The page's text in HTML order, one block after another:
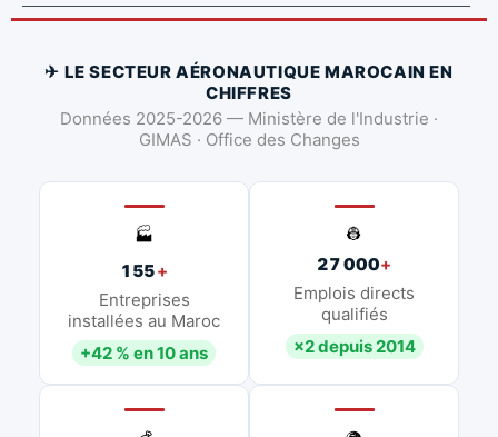
✈ LE SECTEUR AÉRONAUTIQUE MAROCAIN EN
CHIFFRES
Données 2025-2026 — Ministère de l'Industrie ·
GIMAS · Office des Changes
🏭
155+
Entreprises
installées au Maroc
+42 % en 10 ans
👷
27 000+
Emplois directs
qualifiés
×2 depuis 2014